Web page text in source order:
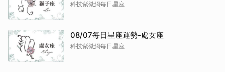
科技紫微網每日星座
08/07每日星座運勢-處女座
科技紫微網每日星座